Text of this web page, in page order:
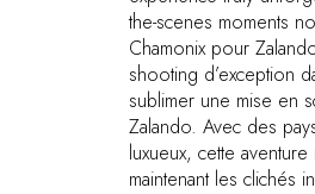
the-scenes moments
Chamonix pour
shooting d’exception
sublimer une mise en
Zalando. Avec des
luxueux, cette
maintenant les clichés